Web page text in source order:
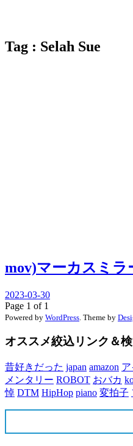
Tag : Selah Sue
mov)マーカスミラ
2023-03-30
Page 1 of 1
Powered by WordPress . Theme by
オススメ絞込リンク＆
昔好きだった japan amazon
メンタリー ROBOT おバカ
悼 DTM HipHop piano 変拍子